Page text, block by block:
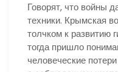
Говорят, что войны
техники. Крымская
толчком к развитию
тогда пришло
человеческие